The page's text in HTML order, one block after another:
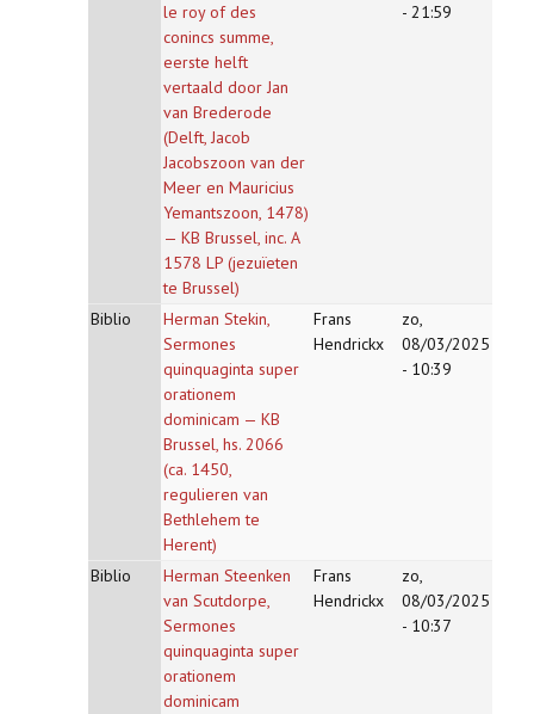
le roy of des
conincs summe,
eerste helft
vertaald door Jan
van Brederode
(Delft, Jacob
Jacobszoon van der
Meer en Mauricius
Yemantszoon, 1478)
— KB Brussel, inc. A
1578 LP (jezuïeten
te Brussel)
- 21:59
Biblio
Herman Stekin,
Sermones
quinquaginta super
orationem
dominicam — KB
Brussel, hs. 2066
(ca. 1450,
regulieren van
Bethlehem te
Herent)
Frans
Hendrickx
zo,
08/03/2025
- 10:39
Biblio
Herman Steenken
van Scutdorpe,
Sermones
quinquaginta super
orationem
dominicam
Frans
Hendrickx
zo,
08/03/2025
- 10:37